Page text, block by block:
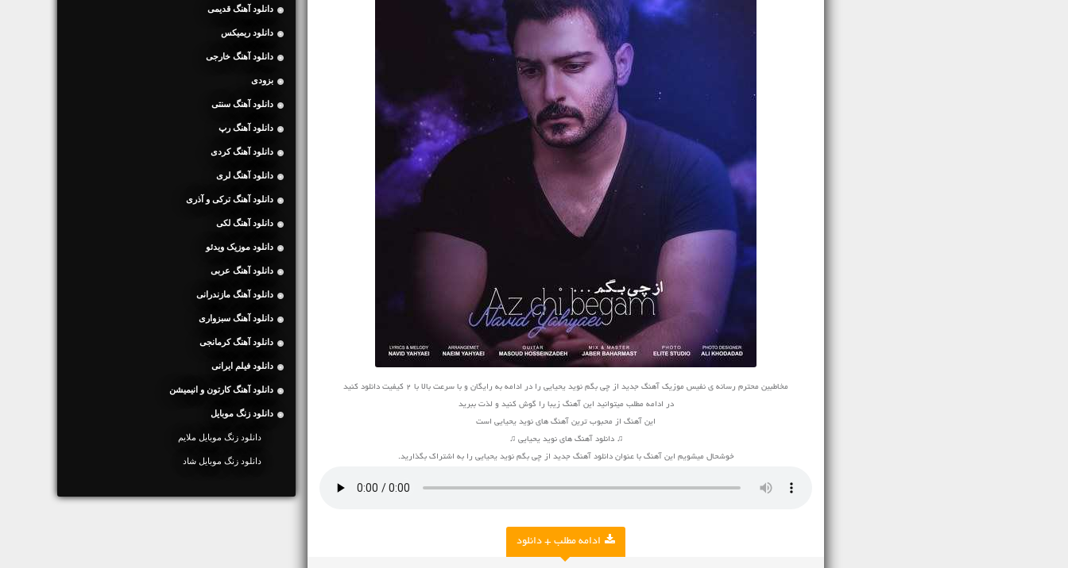
مخاطبین محترم رسانه ی نفیس موزیک آهنگ جدید از چی بگم نوید یحیایی را در ادامه به رایگان و با سرعت بالا با 2 کیفیت دانلود کنید
در ادامه مطلب میتوانید این آهنگ زیبا را گوش کنید و لذت ببرید
این آهنگ از محبوب ترین آهنگ های نوید یحیایی است
♫ دانلود آهنگ های نوید یحیایی ♫
خوشحال میشویم این آهنگ با عنوان دانلود آهنگ جدید از چی بگم نوید یحیایی را به اشتراک بگذارید.
ادامه مطلب + دانلود
دانلود آهنگ قدیمی
دانلود ریمیکس
دانلود آهنگ خارجی
بزودی
دانلود آهنگ سنتی
دانلود آهنگ رپ
دانلود آهنگ کردی
دانلود آهنگ لری
دانلود آهنگ ترکی و آذری
دانلود آهنگ لکی
دانلود موزیک ویدئو
دانلود آهنگ عربی
دانلود آهنگ مازندرانی
دانلود آهنگ سبزواری
دانلود آهنگ کرمانجی
دانلود فیلم ایرانی
دانلود آهنگ کارتون و انیمیشن
دانلود زنگ موبایل
دانلود زنگ موبایل ملایم
دانلود زنگ موبایل شاد